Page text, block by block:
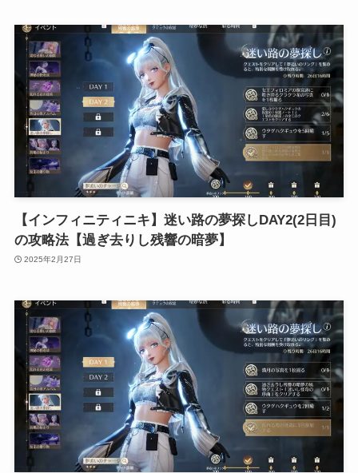
【インフィニティニキ】迷い路の夢探しDAY2(2日目)
の攻略法【過ぎ去りし残響の暗夢】
2025年2月27日